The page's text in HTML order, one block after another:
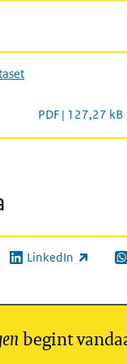
of DNFCS
Conditions for
PDF | 127,27 kB
LinkedIn
(externe link)
begint